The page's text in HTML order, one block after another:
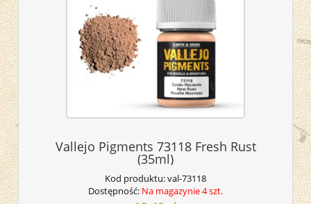
Vallejo Pigments 73118 Fresh Rust
(35ml)
Kod produktu:val-73118
Dostępność: Na magazynie 4 szt.